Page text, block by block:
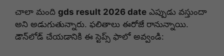
చాలా మంది gds result 2026 date ఎప్పుడు వస్తుందా
అని అడుగుతున్నారు. ఫలితాలు ఈరోజే రానున్నాయి.
డౌన్‌లోడ్ చేయడానికి ఈ స్టెప్స్ ఫాలో అవ్వండి: